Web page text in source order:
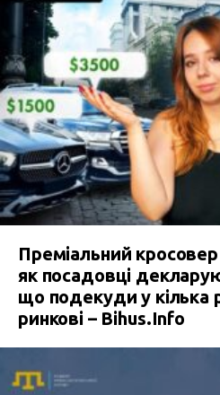
Преміальний
як посадовці
що подекуди у кілька
ринкові – Bihus.Info